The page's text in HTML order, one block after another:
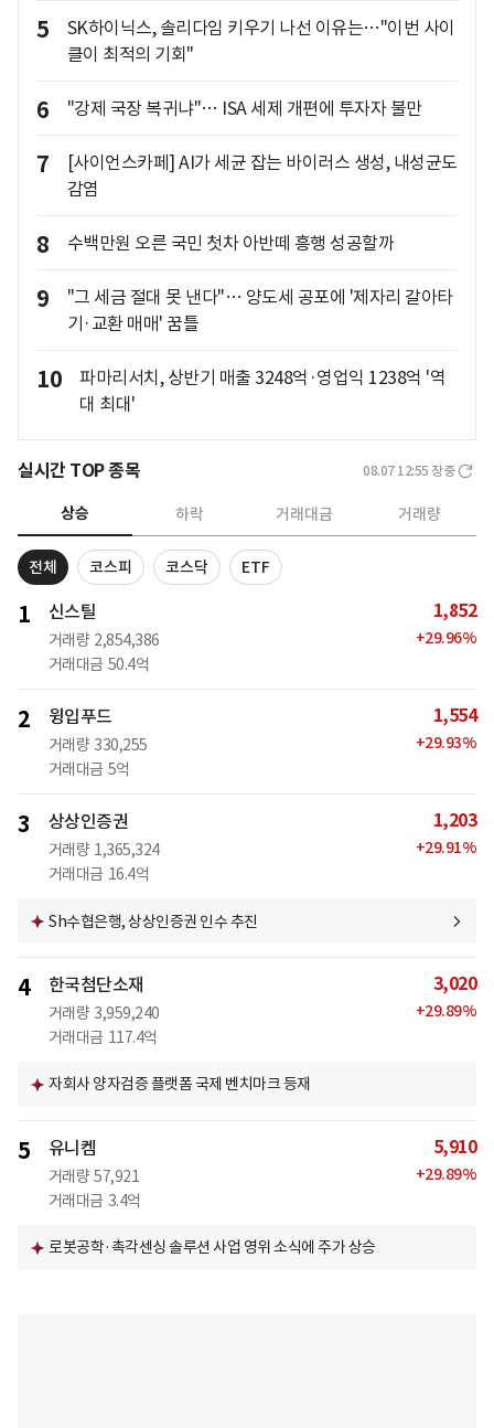
5
SK하이닉스, 솔리다임 키우기 나선 이유는…"이번 사이
클이 최적의 기회"
6 "강제 국장 복귀냐"… ISA 세제 개편에 투자자 불만
7
[사이언스카페] AI가 세균 잡는 바이러스 생성, 내성균도
감염
8 수백만원 오른 국민 첫차 아반떼 흥행 성공할까
9
"그 세금 절대 못 낸다"… 양도세 공포에 '제자리 갈아타
기·교환 매매' 꿈틀
10
파마리서치, 상반기 매출 3248억·영업익 1238억 '역
대 최대'
실시간 TOP 종목 08.07 12:55 장중
상승 하락 거래대금 거래량
전체 코스피 코스닥 ETF
1 신스틸
거래량 2,854,386
거래대금 50.4억
1,852
+29.96%
2 윙입푸드
거래량 330,255
거래대금 5억
1,554
+29.93%
3 상상인증권
거래량 1,365,324
거래대금 16.4억
1,203
+29.91%
Sh수협은행, 상상인증권 인수 추진
4 한국첨단소재
거래량 3,959,240
거래대금 117.4억
3,020
+29.89%
자회사 양자검증 플랫폼 국제 벤치마크 등재
5 유니켐
거래량 57,921
거래대금 3.4억
5,910
+29.89%
로봇공학·촉각센싱 솔루션 사업 영위 소식에 주가 상승